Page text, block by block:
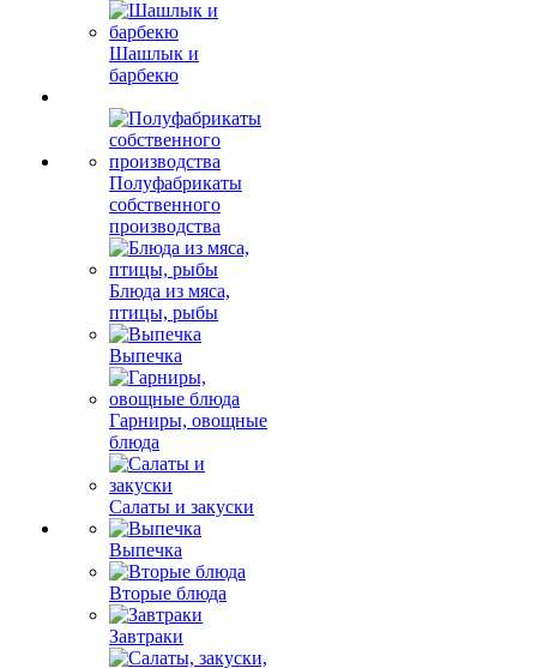
Шашлык и
барбекю
Полуфабрикаты
собственного
производства
Блюда из мяса,
птицы, рыбы
Выпечка
Гарниры, овощные
блюда
Салаты и закуски
Выпечка
Вторые блюда
Завтраки